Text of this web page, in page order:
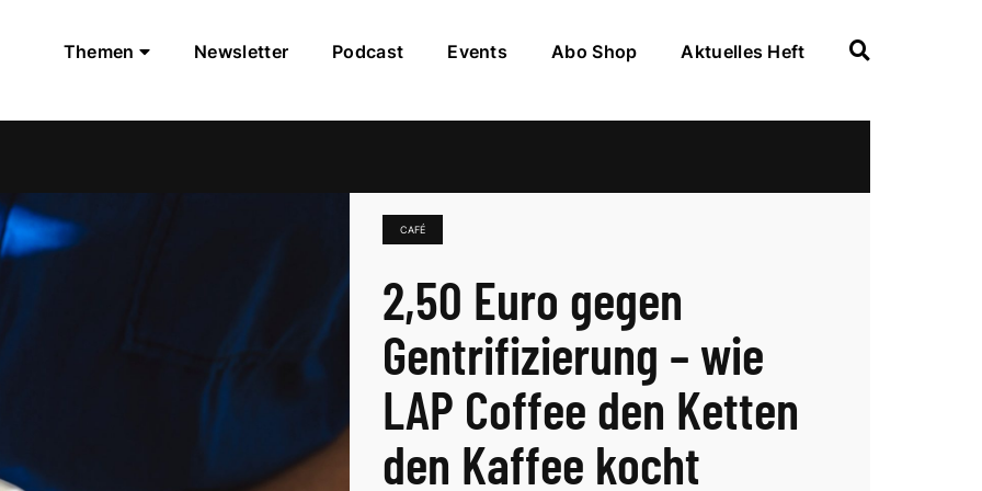
Themen Newsletter Podcast Events Abo Shop Aktuelles Heft
CAFÉ
2,50 Euro gegen
Gentrifizierung – wie
LAP Coffee den Ketten
den Kaffee kocht